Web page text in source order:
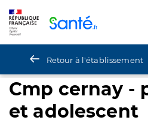
Retour à l'établissement
Cmp cernay -
et adolescent